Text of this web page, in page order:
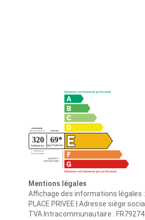
Mentions légales
Affichage des informations légales :
PLACE PRIVEE | Adresse siège
TVA Intracommunautaire :